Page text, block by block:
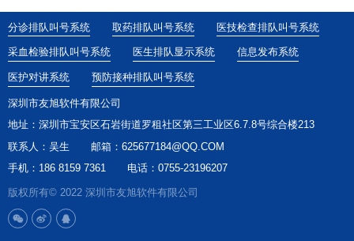
分诊排队叫号系统 取药排队叫号系统 医技检查排队叫号系统
采血检验排队叫号系统 医生排队显示系统 信息发布系统
医护对讲系统 预防接种排队叫号系统
深圳市友旭软件有限公司
地址：深圳市宝安区石岩街道罗租社区第三工业区6.7.8号综合楼213
联系人：吴生
邮箱：625677184@QQ.COM
手机：186 8159 7361
电话：0755-23196207
版权所有© 2022 深圳市友旭软件有限公司